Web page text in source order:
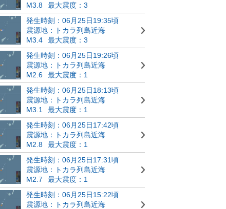
M3.8
最大震度：3
発生時刻：06月25日19:35頃
震源地：トカラ列島近海
M3.4
最大震度：3
発生時刻：06月25日19:26頃
震源地：トカラ列島近海
M2.6
最大震度：1
発生時刻：06月25日18:13頃
震源地：トカラ列島近海
M3.1
最大震度：1
発生時刻：06月25日17:42頃
震源地：トカラ列島近海
M2.8
最大震度：1
発生時刻：06月25日17:31頃
震源地：トカラ列島近海
M2.7
最大震度：1
発生時刻：06月25日15:22頃
震源地：トカラ列島近海